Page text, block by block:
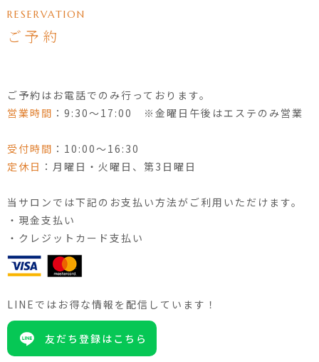
RESERVATION
ご予約
ご予約はお電話でのみ行っております。
営業時間 ：9:30〜17:00 ※金曜日午後はエステのみ営業
受付時間 ：10:00〜16:30
定休日 ：月曜日・火曜日、第3日曜日
当サロンでは下記のお支払い方法がご利用いただけます。
・現金支払い
・クレジットカード支払い
LINEではお得な情報を配信しています！
友だち登録はこちら